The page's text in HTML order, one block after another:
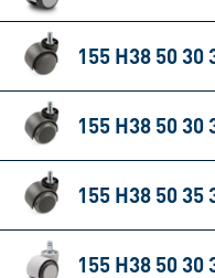
155 H38 50 30
155 H38 50 30
155 H38 50 35
155 H38 50 30